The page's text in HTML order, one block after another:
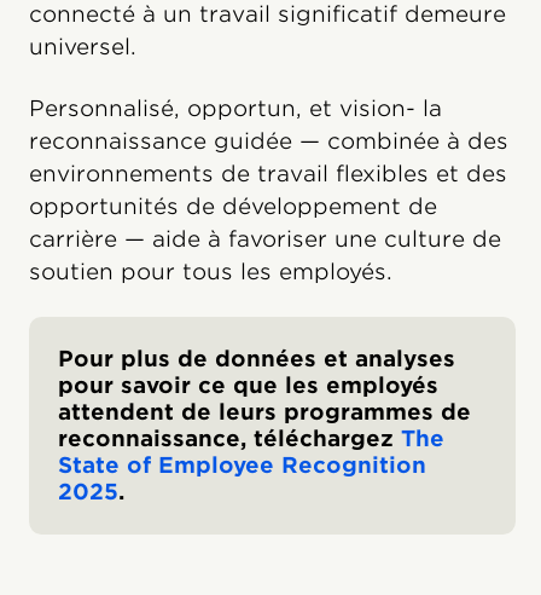
connecté à un travail significatif demeure
universel.
Personnalisé, opportun, et vision- la
reconnaissance guidée — combinée à des
environnements de travail flexibles et des
opportunités de développement de
carrière — aide à favoriser une culture de
soutien pour tous les employés.
Pour plus de données et analyses
pour savoir ce que les employés
attendent de leurs programmes de
reconnaissance, téléchargez The
State of Employee Recognition
2025.